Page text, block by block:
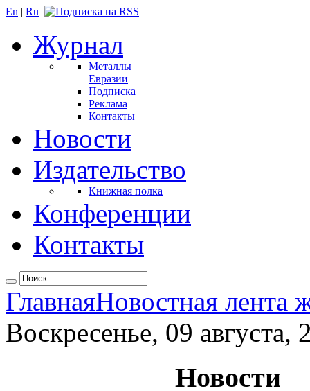
En | Ru
Журнал
Металлы
Евразии
Подписка
Реклама
Контакты
Новости
Издательство
Книжная полка
Конференции
Контакты
ГлавнаяНовостная лента
Воскресенье, 09 августа,
Новости